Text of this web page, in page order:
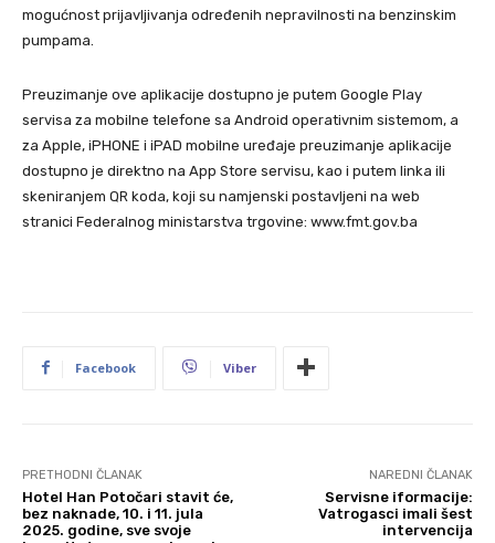
mogućnost prijavljivanja određenih nepravilnosti na benzinskim
pumpama.
Preuzimanje ove aplikacije dostupno je putem Google Play
servisa za mobilne telefone sa Android operativnim sistemom, a
za Apple, iPHONE i iPAD mobilne uređaje preuzimanje aplikacije
dostupno je direktno na App Store servisu, kao i putem linka ili
skeniranjem QR koda, koji su namjenski postavljeni na web
stranici Federalnog ministarstva trgovine: www.fmt.gov.ba
Facebook Viber
PRETHODNI ČLANAK
Hotel Han Potočari stavit će,
bez naknade, 10. i 11. jula
2025. godine, sve svoje
NAREDNI ČLANAK
Servisne iformacije:
Vatrogasci imali šest
intervencija